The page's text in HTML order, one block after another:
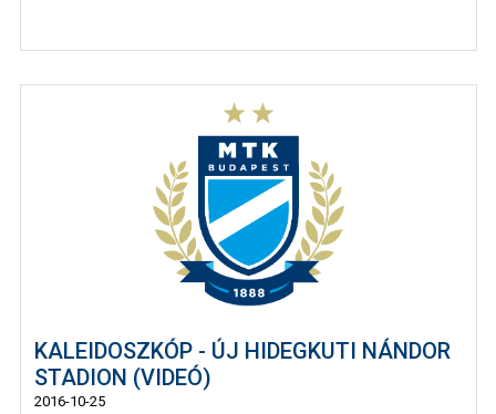
KALEIDOSZKÓP - ÚJ HIDEGKUTI NÁNDOR
STADION (VIDEÓ)
2016-10-25